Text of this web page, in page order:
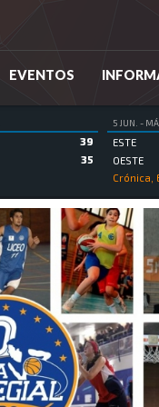
EVENTOS
39
35
5 JUN. -
ESTE
OESTE
Crónica,